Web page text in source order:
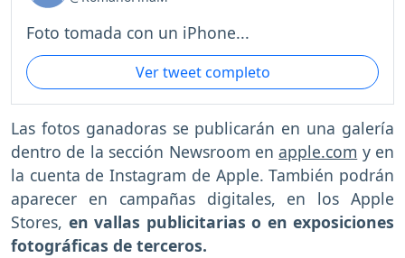
Foto tomada con un iPhone...
Ver tweet completo
Las fotos ganadoras se publicarán en una galería
dentro de la sección Newsroom enapple.com y en
la cuenta de Instagram de Apple. También podrán
aparecer en campañas digitales, en los Apple
Stores, en vallas publicitarias o en exposiciones
fotográficas de terceros.